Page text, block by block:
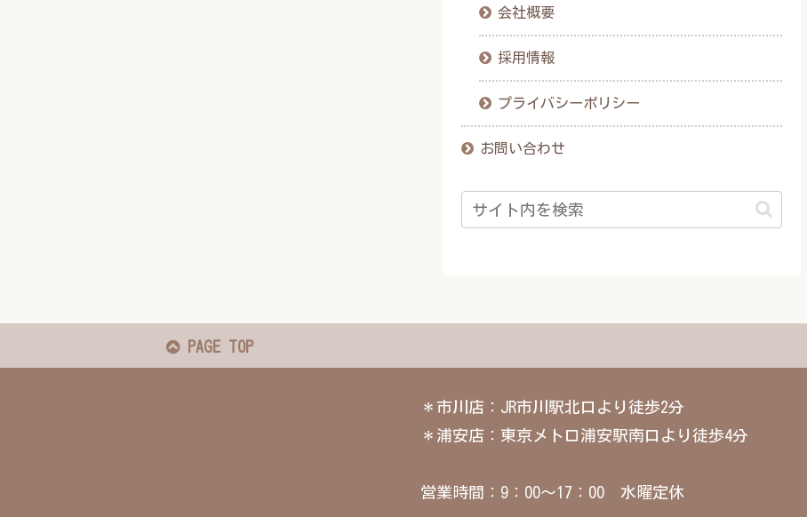
会社概要
採用情報
プライバシーポリシー
お問い合わせ
PAGE TOP
＊市川店：JR市川駅北口より徒歩2分
＊浦安店：東京メトロ浦安駅南口より徒歩4分
営業時間：9：00～17：00 水曜定休